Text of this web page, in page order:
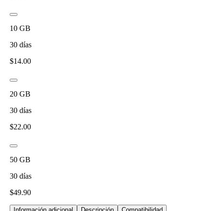
10 GB
30 días
$14.00
20 GB
30 días
$22.00
50 GB
30 días
$49.90